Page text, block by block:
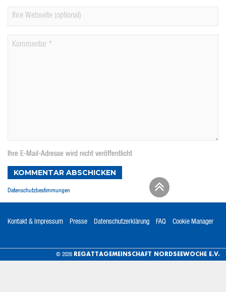
Ihre E-Mail-Adresse wird nicht veröffentlicht
KOMMENTAR ABSCHICKEN
Datenschutzbestimmungen
Kontakt & Impressum Presse Datenschutzerklärung FAQ Cookie Manager
© 2026 REGATTAGEMEINSCHAFT NORDSEEWOCHE E.V.